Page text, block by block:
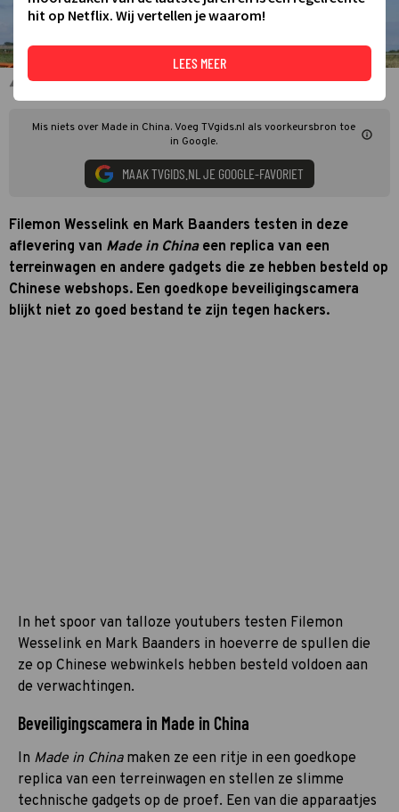
Mark Baanders en Filemon Wesselink voor Made in China
Mis niets over Made in China. Voeg TVgids.nl als voorkeursbron toe
in Google.
MAAK TVGIDS.NL JE GOOGLE-FAVORIET
Filemon Wesselink en Mark Baanders testen in deze
aflevering van Made in Chinaeen replica van een
terreinwagen en andere gadgets die ze hebben besteld op
Chinese webshops. Een goedkope beveiligingscamera
blijkt niet zo goed bestand te zijn tegen hackers.
In het spoor van talloze youtubers testen Filemon
Wesselink en Mark Baanders in hoeverre de spullen die
ze op Chinese webwinkels hebben besteld voldoen aan
de verwachtingen.
Beveiligingscamera in Made in China
In Made in Chinamaken ze een ritje in een goedkope
replica van een terreinwagen en stellen ze slimme
technische gadgets op de proef. Een van die apparaatjes
hit op Netflix. Wij vertellen je waarom!
LEES MEER